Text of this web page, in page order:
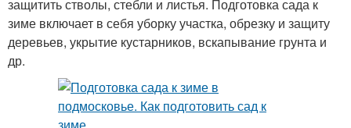
защитить стволы, стебли и листья. Подготовка сада к
зиме включает в себя уборку участка, обрезку и защиту
деревьев, укрытие кустарников, вскапывание грунта и
др.